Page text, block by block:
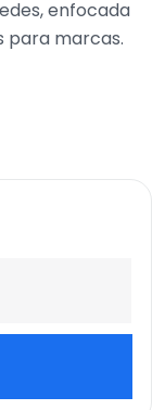
enfocada
para marcas.